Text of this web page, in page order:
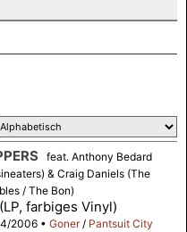
feat. Anthony Bedard
& Craig Daniels (The
/ The Bon)
(LP, farbiges Vinyl)
2006 Goner/ Pantsuit City